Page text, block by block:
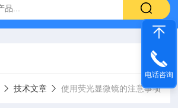
技术文章 使用荧光显微镜的注意事项
电话咨询